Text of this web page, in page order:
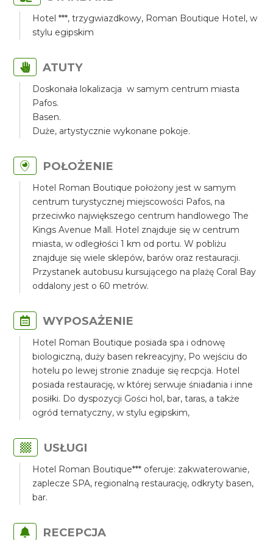
Hotel ***, trzygwiazdkowy, Roman Boutique Hotel, w
stylu egipskim
ATUTY
Doskonała lokalizacja w samym centrum miasta
Pafos.
Basen.
Duże, artystycznie wykonane pokoje.
POŁOŻENIE
Hotel Roman Boutique położony jest w samym
centrum turystycznej miejscowości Pafos, na
przeciwko największego centrum handlowego The
Kings Avenue Mall. Hotel znajduje się w centrum
miasta, w odległości 1 km od portu. W pobliżu
znajduje się wiele sklepów, barów oraz restauracji.
Przystanek autobusu kursującego na plażę Coral Bay
oddalony jest o 60 metrów.
WYPOSAŻENIE
Hotel Roman Boutique posiada spa i odnowę
biologiczną, duży basen rekreacyjny, Po wejściu do
hotelu po lewej stronie znaduje się recpcja. Hotel
posiada restaurację, w której serwuje śniadania i inne
posiłki. Do dyspozycji Gości hol, bar, taras, a także
ogród tematyczny, w stylu egipskim,
USŁUGI
Hotel Roman Boutique*** oferuje: zakwaterowanie,
zaplecze SPA, regionalną restaurację, odkryty basen,
bar.
RECEPCJA